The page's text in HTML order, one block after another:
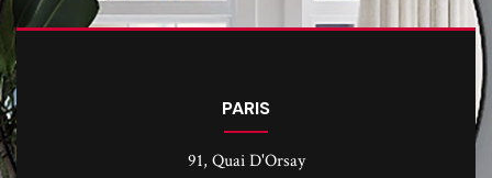
PARIS
91, Quai D'Orsay